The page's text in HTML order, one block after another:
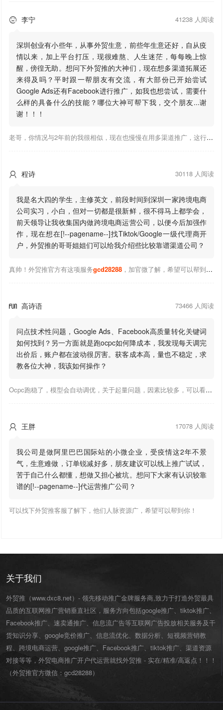
 李宁 41238 人阅读
深圳创业有小些年，从事外贸生意，前些年生意还好，自从疫
情以来，加上平台打压，现很难熬、人生迷茫，每每晚上惊
醒，傍徨无助。想问下外贸推的大神们，现在想多渠道拓展还
来得及吗？平时跟一帮朋友有交流，有大部份已开始尝试
Google Ads还有Facebook进行推广，如我也想尝试，需要什
么样的具备什么的技能？哪位大神可帮下我，交个朋友...谢
谢！！！
老哥，你情况与2年前的我很相似，现在也慢慢在用多渠道推广，这行有钱景，你有基础上手会比较快，不必担心。至于Google还是Facebook哪好上手，我是Google广告入手，现在迷上外贸推关注大神们的营销推广干货。有空你也可多泡下这站，真能学到不少东西；希望可以帮到你！
 程诗 30118 人阅读
我是名大四的学生，主修英文，前段时间到深圳一家跨境电商
公司实习，小白，但对一切都是很新鲜，很不得马上都学会，
前天领导让我收集国内做跨境电商运营公司，以便今后加强作
作，现在想在[!--pagename--]找Tiktok/Google一级代理商开
户，外贸推的哥哥姐姐们可以给我介绍些比较靠谱渠道公司？
真帅！外贸推官方有这项服务gcd28288，加官微了解，希望可以帮到你！
 高诗语 73466 人阅读
问点技术性问题，Google Ads、Facebook高质量转化关键词
如何找到？另一方面就是跑ocpc如何降成本，我发现每天调完
出价后，账户都在波动很厉害。获客成本高，量也不稳定，求
教各位大神，我该如何操作？
Ocpc跑稳了，模型会自动调优，关于起量问题，因素比较多，可以看下靠谱推大神出的干货文章，都是经验总结，应该可以找到对应解决。
 王胖 17078 人阅读
我公司是做阿里巴巴国际站的小微企业，受疫情这2年不景
气，生意难做，订单锐减好多，朋友建议可以线上推广试试，
苦于自己什么都懂，想做又担心被坑。想问下大家有认识较靠
谱的[!--pagename--]代运营推广公司？
可以找下外贸推客服了解下，他们人脉资源广，希望可以帮到你！
关于我们
外贸推（www.dxc8.net）- 领先移动推广金牌服务商,致力于打造外贸最具
品质的互联网推广营销垂直社区，服务方向包括google推广、tiktok推广、
Facebook推广、速卖通推广、信息流广告等互联网广告投放相关服务及干
货知识分享、google竞价推广、信息流优化、数据分析、短视频营销教
程、跨境电商运营、 google推广、 Facebook推广、 tiktok推广、渠道资源
对接等等，外贸电商推广开户代运营就找外贸推 - 实在/精准/高返点！！！
（外贸推官方微信： gcd28288）